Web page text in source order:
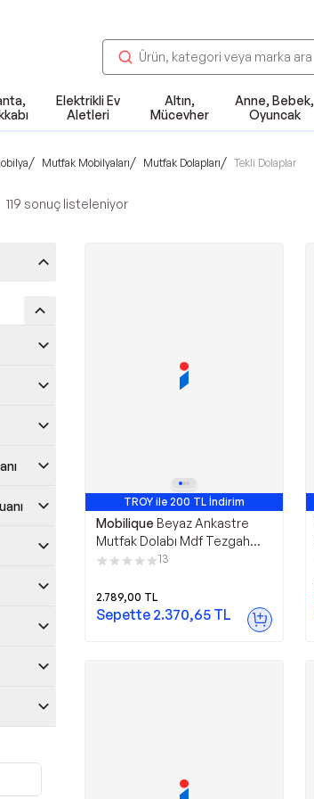
Elektrikli Ev
Aletleri
Altın,
Mücevher
Anne, Bebek,
Oyuncak
/ Mutfak Mobilyaları/ Mutfak Dolapları/ Tekli Dolaplar
119 sonuç listeleniyor
TROY ile 200 TL İndirim
Mobilique Beyaz Ankastre
Mutfak Dolabı Mdf Tezgah
Yanı Beyaz13
2.789,00 TL
Sepette 2.370,65 TL